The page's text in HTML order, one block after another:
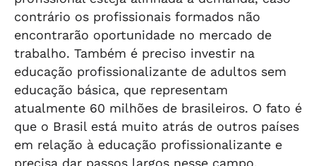
contrário os profissionais formados não
encontrarão oportunidade no mercado de
trabalho. Também é preciso investir na
educação profissionalizante de adultos sem
educação básica, que representam
atualmente 60 milhões de brasileiros. O fato é
que o Brasil está muito atrás de outros países
em relação à educação profissionalizante e
precisa dar passos largos nesse campo.